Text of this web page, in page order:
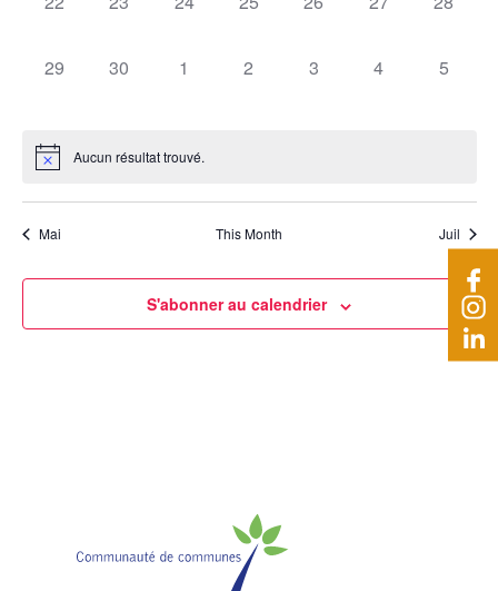
0
29
0
30
0
1
0
2
0
3
0
4
0
5
Aucun résultat trouvé.
Mai This Month Juil
S'abonner au calendrier